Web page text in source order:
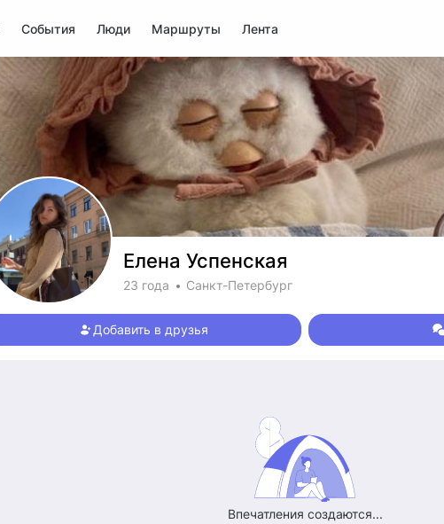
События Люди Маршруты Лента
Елена Успенская
23 года Санкт-Петербург
Добавить в друзья
Впечатления создаются...